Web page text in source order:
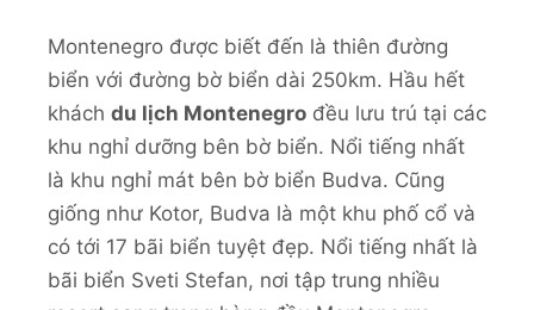
Montenegro được biết đến là thiên đường
biển với đường bờ biển dài 250km. Hầu hết
khách du lịch Montenegro đều lưu trú tại các
khu nghỉ dưỡng bên bờ biển. Nổi tiếng nhất
là khu nghỉ mát bên bờ biển Budva. Cũng
giống như Kotor, Budva là một khu phố cổ và
có tới 17 bãi biển tuyệt đẹp. Nổi tiếng nhất là
bãi biển Sveti Stefan, nơi tập trung nhiều